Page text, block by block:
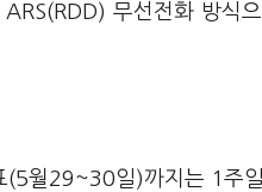
무선전화 방식
(5월29~30일)까지는 1주